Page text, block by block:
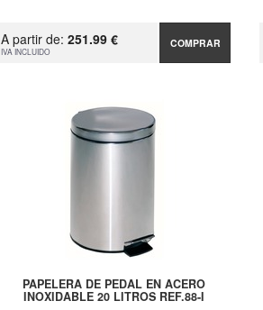
A partir de: 251.99 €
IVA INCLUIDO
COMPRAR
PAPELERA DE PEDAL EN ACERO
INOXIDABLE 20 LITROS REF.88-I